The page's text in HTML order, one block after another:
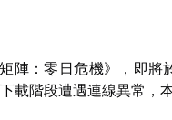
陣：零日危機》，即將
載階段遭遇連線異常，